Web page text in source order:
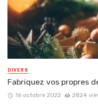
DIVERS
Fabriquez vos propres
16 octobre 2022 2824